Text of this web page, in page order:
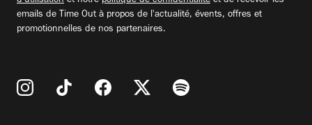
emails de Time Out à propos de l'actualité, évents, offres et
promotionnelles de nos partenaires.